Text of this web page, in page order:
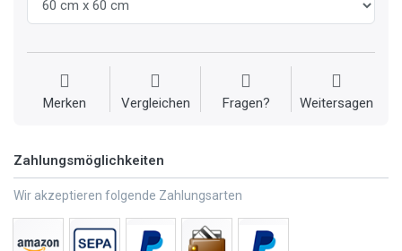
Merken Vergleichen Fragen? Weitersagen
Zahlungsmöglichkeiten
Wir akzeptieren folgende Zahlungsarten